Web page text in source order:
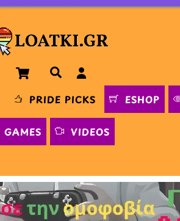
Cart Αναζήτηση
PRIDE PICKS ESHOP
GAMES VIDEOS